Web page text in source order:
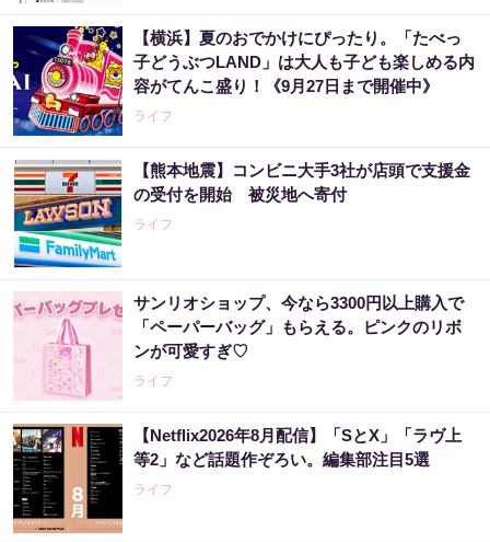
【横浜】夏のおでかけにぴったり。「たべっ
子どうぶつLAND」は大人も子ども楽しめる内
容がてんこ盛り！《9月27日まで開催中》
ライフ
【熊本地震】コンビニ大手3社が店頭で支援金
の受付を開始 被災地へ寄付
ライフ
サンリオショップ、今なら3300円以上購入で
「ペーパーバッグ」もらえる。ピンクのリボ
ンが可愛すぎ♡
ライフ
【Netflix2026年8月配信】「SとX」「ラヴ上
等2」など話題作ぞろい。編集部注目5選
ライフ